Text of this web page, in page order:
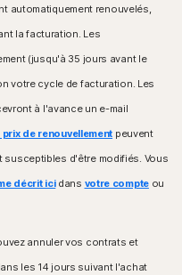
ou les deux
macOS.
ou version ultérieure.
Play requise.
iOS.
de l'écran de
les versions) avec
ultérieure avec prise
Norton SafeCam.
utilisateur non pris
automatiquement renouvelés,
la facturation. Les
(jusqu'à 35 jours avant le
votre cycle de facturation. Les
à l'avance un e-mail
prix de renouvellement peuvent
susceptibles d'être modifiés. Vous
décrit icidans votre compteou
annuler vos contrats et
les 14 jours suivant l'achat